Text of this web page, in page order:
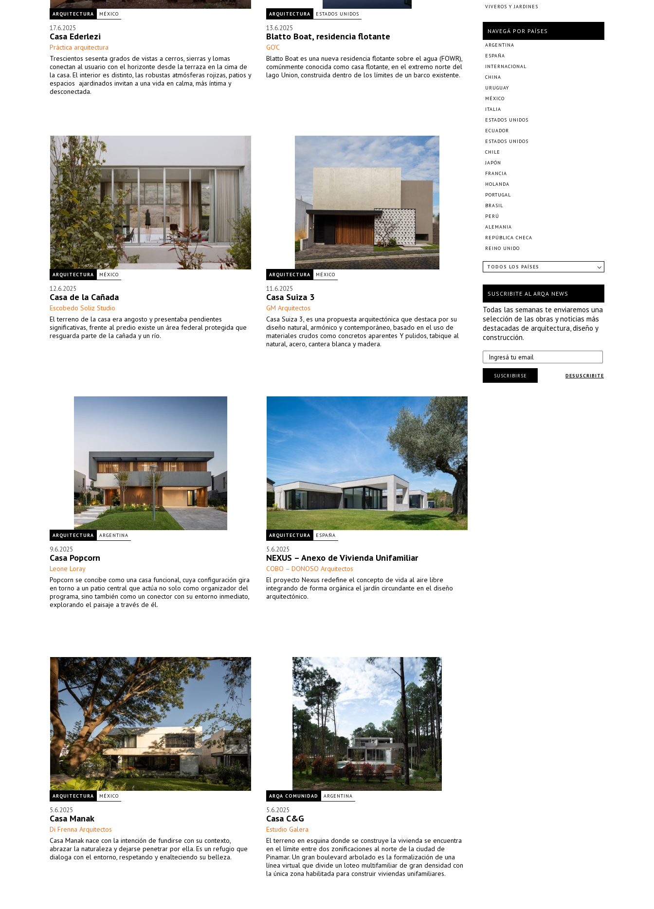
ARQUITECTURA MÉXICO
17.6.2025
Casa Ederlezi
Práctica arquitectura
Trescientos sesenta grados de vistas a cerros, sierras y lomas
conectan al usuario con el horizonte desde la terraza en la cima de
la casa. El interior es distinto, las robustas atmósferas rojizas, patios y
espacios ajardinados invitan a una vida en calma, más íntima y
desconectada.
ARQUITECTURA ESTADOS UNIDOS
13.6.2025
Blatto Boat, residencia flotante
GO’C
Blatto Boat es una nueva residencia flotante sobre el agua (FOWR),
comúnmente conocida como casa flotante, en el extremo norte del
lago Union, construida dentro de los límites de un barco existente.
ARQUITECTURA MÉXICO
12.6.2025
Casa de la Cañada
Escobedo Soliz Studio
El terreno de la casa era angosto y presentaba pendientes
significativas, frente al predio existe un área federal protegida que
resguarda parte de la cañada y un río.
ARQUITECTURA MÉXICO
11.6.2025
Casa Suiza 3
GM Arquitectos
Casa Suiza 3, es una propuesta arquitectónica que destaca por su
diseño natural, armónico y contemporáneo, basado en el uso de
materiales crudos como concretos aparentes Y pulidos, tabique al
natural, acero, cantera blanca y madera.
ARQUITECTURA ARGENTINA
9.6.2025
Casa Popcorn
Leone Loray
Popcorn se concibe como una casa funcional, cuya configuración gira
en torno a un patio central que actúa no solo como organizador del
programa, sino también como un conector con su entorno inmediato,
explorando el paisaje a través de él.
ARQUITECTURA ESPAÑA
5.6.2025
NEXUS – Anexo de Vivienda Unifamiliar
COBO – DONOSO Arquitectos
El proyecto Nexus redefine el concepto de vida al aire libre
integrando de forma orgánica el jardín circundante en el diseño
arquitectónico.
ARQUITECTURA MÉXICO
5.6.2025
Casa Manak
Di Frenna Arquitectos
Casa Manak nace con la intención de fundirse con su contexto,
abrazar la naturaleza y dejarse penetrar por ella. Es un refugio que
dialoga con el entorno, respetando y enalteciendo su belleza.
ARQA COMUNIDAD ARGENTINA
5.6.2025
Casa C&G
Estudio Galera
El terreno en esquina donde se construye la vivienda se encuentra
en el límite entre dos zonificaciones al norte de la ciudad de
Pinamar. Un gran boulevard arbolado es la formalización de una
línea virtual que divide un loteo multifamiliar de gran densidad con
la única zona habilitada para construir viviendas unifamiliares.
VIVEROS Y JARDINES
NAVEGÁ POR PAÍSES
ARGENTINA
ESPAÑA
INTERNACIONAL
CHINA
URUGUAY
MÉXICO
ITALIA
ESTADOS UNIDOS
ECUADOR
ESTADOS UNIDOS
CHILE
JAPÓN
FRANCIA
HOLANDA
PORTUGAL
BRASIL
PERÚ
ALEMANIA
REPÚBLICA CHECA
REINO UNIDO
TODOS LOS PAÍSES
SUSCRIBITE AL ARQA NEWS
Todas las semanas te enviaremos una
selección de las obras y noticias más
destacadas de arquitectura, diseño y
construcción.
DESUSCRIBITE
SUSCRIBIRSE